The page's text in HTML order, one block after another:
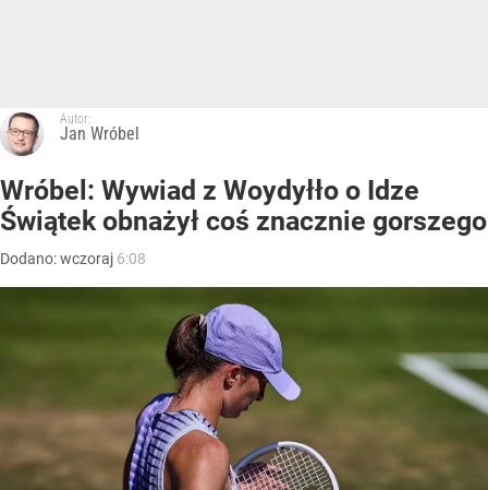
Autor:
Jan Wróbel
Wróbel: Wywiad z Woydyłło o Idze
Świątek obnażył coś znacznie gorszego
Dodano:wczoraj 6:08